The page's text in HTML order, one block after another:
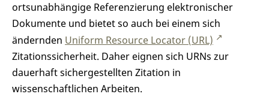
ortsunabhängige Referenzierung elektronischer
Dokumente und bietet so auch bei einem sich
ändernden Uniform Resource Locator (URL)
Zitationssicherheit. Daher eignen sich URNs zur
dauerhaft sichergestellten Zitation in
wissenschaftlichen Arbeiten.